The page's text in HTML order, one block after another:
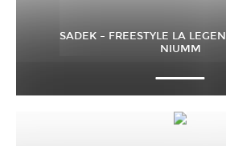
SADEK – FREESTYLE LA
NIUMM